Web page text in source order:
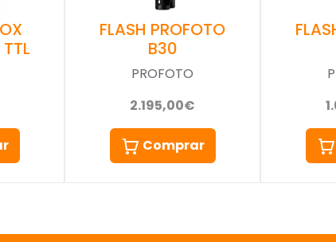
FLASH PROFOTO
B30
PROFOTO
2.195,00€
Comprar